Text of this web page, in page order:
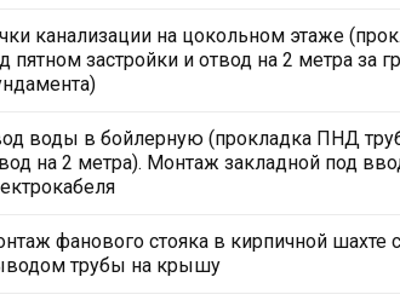
канализации на цокольном этаже
пятном застройки и отвод на 2 метра за
воды в бойлерную (прокладка ПНД
на 2 метра). Монтаж закладной под
фанового стояка в кирпичной шахте с
трубы на крышу